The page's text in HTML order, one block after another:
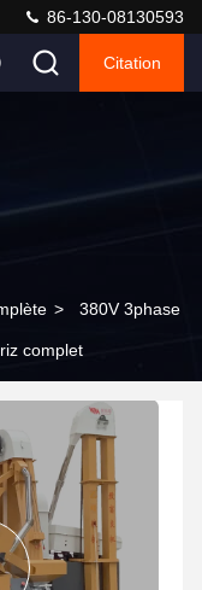
86-130-08130593
Citation
> 380V 3phase
complet